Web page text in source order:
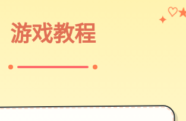
游戏教程
✦ ♡